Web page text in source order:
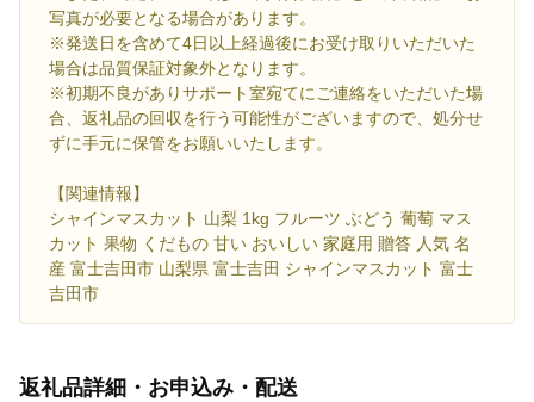
写真が必要となる場合があります。
※発送日を含めて4日以上経過後にお受け取りいただいた
場合は品質保証対象外となります。
※初期不良がありサポート室宛てにご連絡をいただいた場
合、返礼品の回収を行う可能性がございますので、処分せ
ずに手元に保管をお願いいたします。
【関連情報】
シャインマスカット 山梨 1kg フルーツ ぶどう 葡萄 マス
カット 果物 くだもの 甘い おいしい 家庭用 贈答 人気 名
産 富士吉田市 山梨県 富士吉田 シャインマスカット 富士
吉田市
返礼品詳細・お申込み・配送